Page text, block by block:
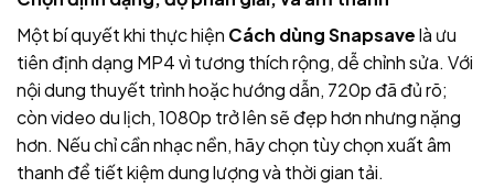
Một bí quyết khi thực hiện Cách dùng Snapsavelà ưu
tiên định dạng MP4 vì tương thích rộng, dễ chỉnh sửa. Với
nội dung thuyết trình hoặc hướng dẫn, 720p đã đủ rõ;
còn video du lịch, 1080p trở lên sẽ đẹp hơn nhưng nặng
hơn. Nếu chỉ cần nhạc nền, hãy chọn tùy chọn xuất âm
thanh để tiết kiệm dung lượng và thời gian tải.